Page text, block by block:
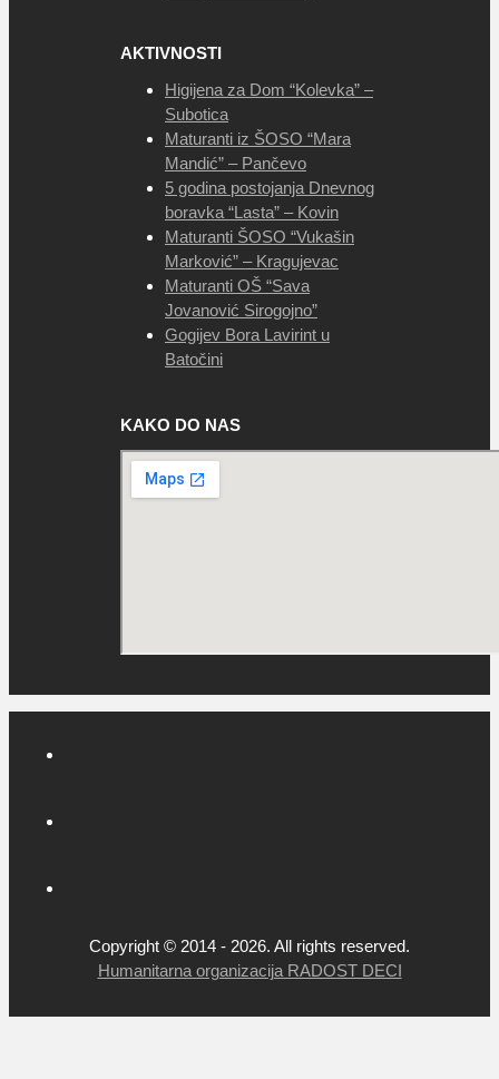
AKTIVNOSTI
Higijena za Dom “Kolevka” –
Subotica
Maturanti iz ŠOSO “Mara
Mandić” – Pančevo
5 godina postojanja Dnevnog
boravka “Lasta” – Kovin
Maturanti ŠOSO “Vukašin
Marković” – Kragujevac
Maturanti OŠ “Sava
Jovanović Sirogojno”
Gogijev Bora Lavirint u
Batočini
KAKO DO NAS
Copyright © 2014 - 2026. All rights reserved.
Humanitarna organizacija RADOST DECI